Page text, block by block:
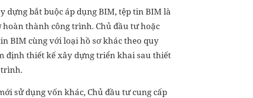
bắt buộc áp dụng BIM, tệp tin BIM là
thành công trình. Chủ đầu tư hoặc
BIM cùng với loại hồ sơ khác theo quy
định thiết kế xây dựng triển khai sau thiết
trình.
sử dụng vốn khác, Chủ đầu tư cung cấp